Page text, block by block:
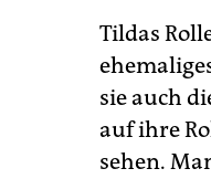
Tildas
sie auch
auf ihre
sehen.